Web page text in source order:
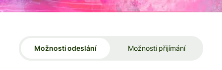
Možnosti odeslání Možnosti přijímání